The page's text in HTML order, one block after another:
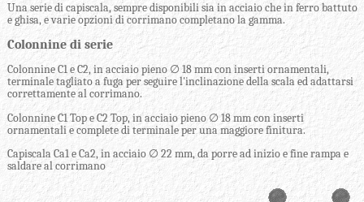
Una serie di capiscala, sempre disponibili sia in acciaio che in ferro battuto
e ghisa, e varie opzioni di corrimano completano la gamma.
Colonnine di serie
Colonnine C1 e C2, in acciaio pieno ∅ 18 mm con inserti ornamentali,
terminale tagliato a fuga per seguire l'inclinazione della scala ed adattarsi
correttamente al corrimano.
Colonnine C1 Top e C2 Top, in acciaio pieno ∅ 18 mm con inserti
ornamentali e complete di terminale per una maggiore finitura.
Capiscala Ca1 e Ca2, in acciaio ∅ 22 mm, da porre ad inizio e fine rampa e
saldare al corrimano